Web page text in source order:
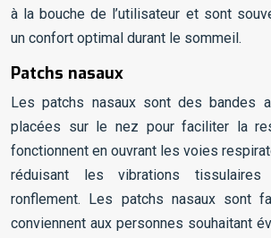
à la bouche de l’utilisateur et sont
un confort optimal durant le sommeil.
Patchs nasaux
Les patchs nasaux sont des bandes
placées sur le nez pour faciliter la
fonctionnent en ouvrant les voies
réduisant les vibrations
ronflement. Les patchs nasaux sont
conviennent aux personnes souhaitant